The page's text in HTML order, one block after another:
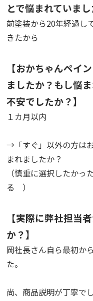
とで悩まれていまし
前塗装から20年経過し
きたから
【おかちゃんペイ
ましたか？もし悩
不安でしたか？】
１カ月以内
→「すぐ」以外の方は
まれましたか？
（慎重に選択したか
る ）
【実際に弊社担当
か？】
岡社長さん自ら最初か
た。
尚、商品説明が丁寧でし